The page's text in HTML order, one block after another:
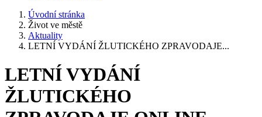
Úvodní stránka
Život ve městě
Aktuality
LETNÍ VYDÁNÍ ŽLUTICKÉHO ZPRAVODAJE...
LETNÍ VYDÁNÍ
ŽLUTICKÉHO